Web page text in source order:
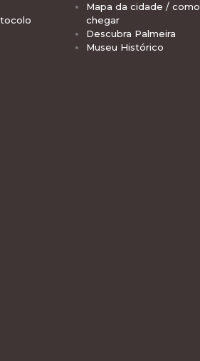
Mapa da cidade / como
chegar
Descubra Palmeira
Museu Histórico